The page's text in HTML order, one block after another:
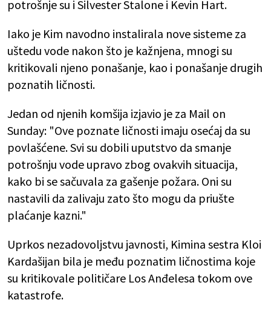
potrošnje su i Silvester Stalone i Kevin Hart.
Iako je Kim navodno instalirala nove sisteme za
uštedu vode nakon što je kažnjena, mnogi su
kritikovali njeno ponašanje, kao i ponašanje drugih
poznatih ličnosti.
Jedan od njenih komšija izjavio je za Mail on
Sunday: "Ove poznate ličnosti imaju osećaj da su
povlašćene. Svi su dobili uputstvo da smanje
potrošnju vode upravo zbog ovakvih situacija,
kako bi se sačuvala za gašenje požara. Oni su
nastavili da zalivaju zato što mogu da priušte
plaćanje kazni."
Uprkos nezadovoljstvu javnosti, Kimina sestra Kloi
Kardašijan bila je među poznatim ličnostima koje
su kritikovale političare Los Anđelesa tokom ove
katastrofe.